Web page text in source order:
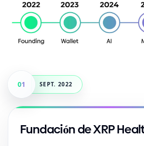
01 SEPT. 2022
Fundación de XRP